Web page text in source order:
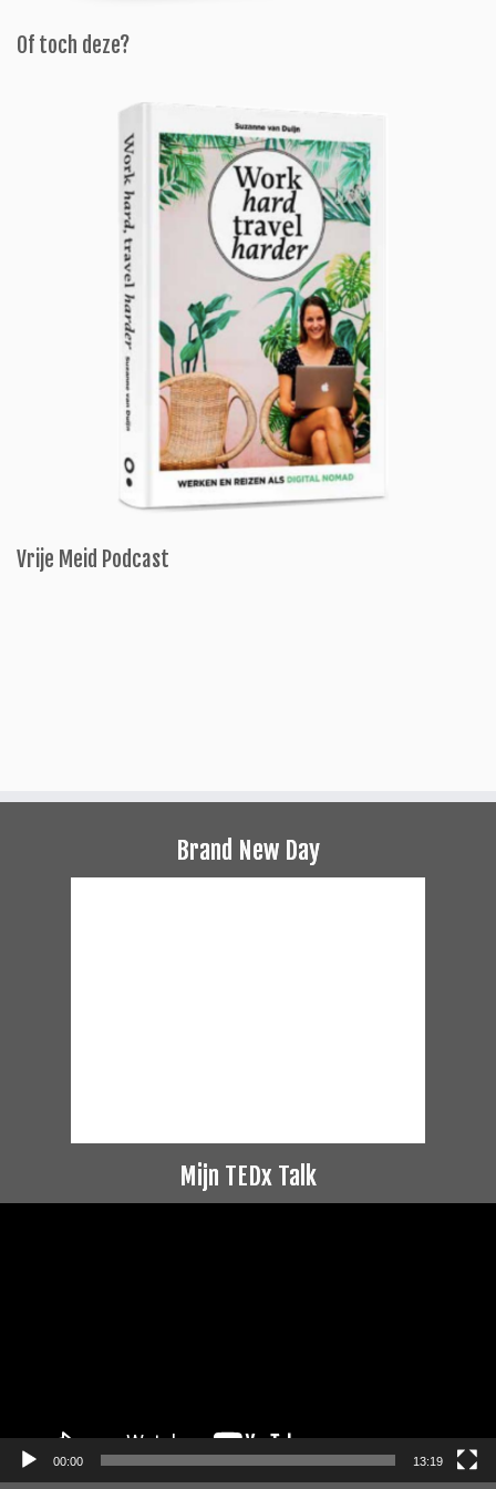
Of toch deze?
Vrije Meid Podcast
Brand New Day
Mijn TEDx Talk
00:00 13:19